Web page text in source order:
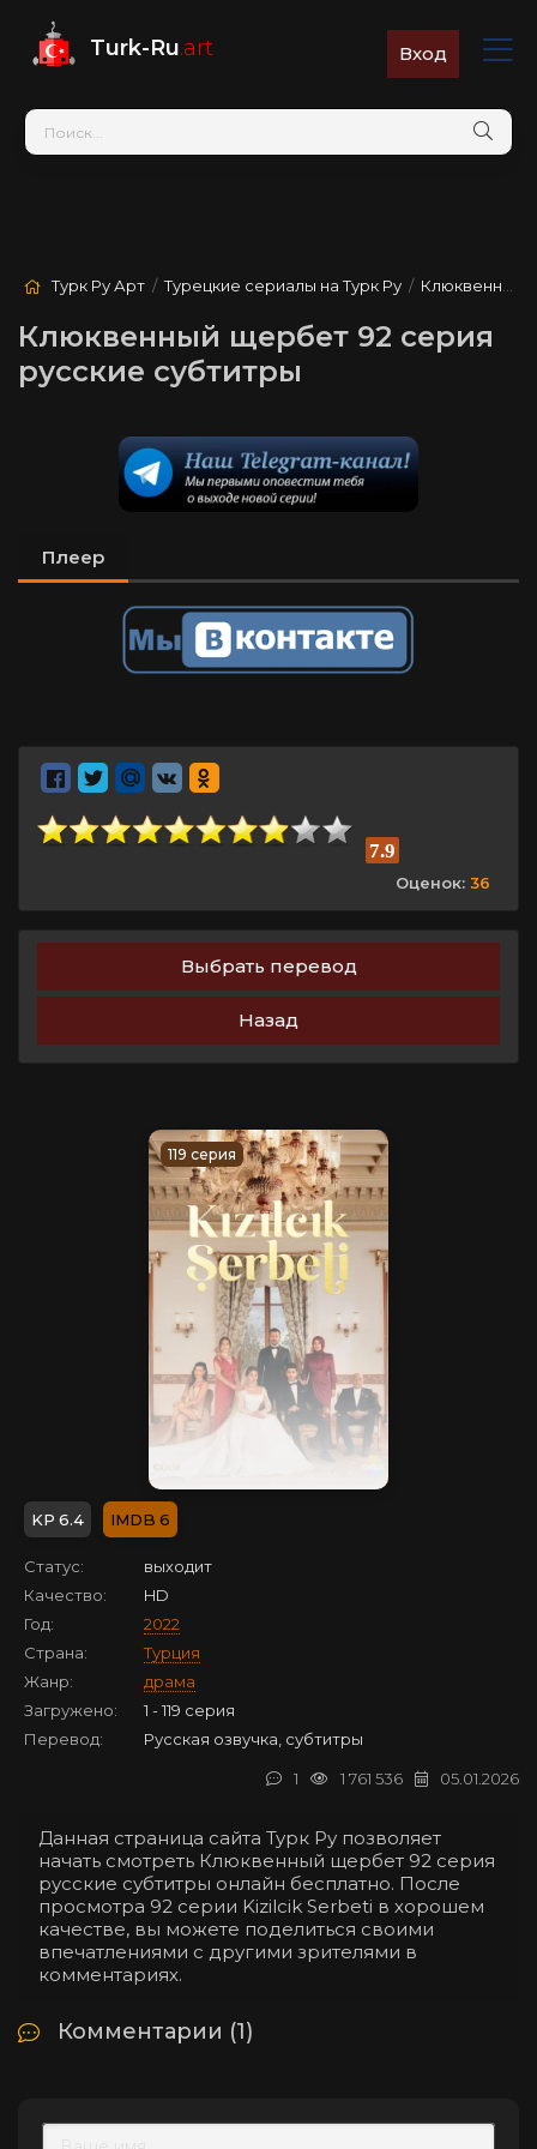
Turk-Ru.art Вход
Турк Ру Арт /Турецкие сериалы на Турк Ру / Клюквенный щербет
Клюквенный щербет 92 серия
русские субтитры
Плеер
7.9
Оценок: 36
Выбрать перевод
Назад
119 серия
6.4 6
Статус:
выходит
Качество:
HD
Год:
2022
Страна:
Турция
Жанр:
драма
Загружено:
1 - 119 серия
Перевод:
Русская озвучка, субтитры
05.01.2026
1 761 536
1
Данная страница сайта Турк Ру позволяет
начать смотреть Клюквенный щербет 92 серия
русские субтитры онлайн бесплатно. После
просмотра 92 серии Kizilcik Serbeti в хорошем
качестве, вы можете поделиться своими
впечатлениями с другими зрителями в
комментариях.
Комментарии (1)